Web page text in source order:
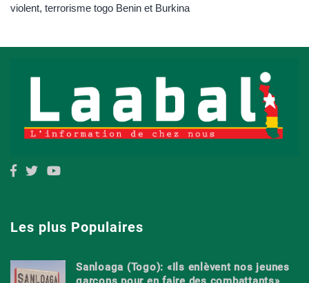
violent, terrorisme togo Benin et Burkina
Les plus Populaires
Sanloaga (Togo): «Ils enlèvent nos jeunes